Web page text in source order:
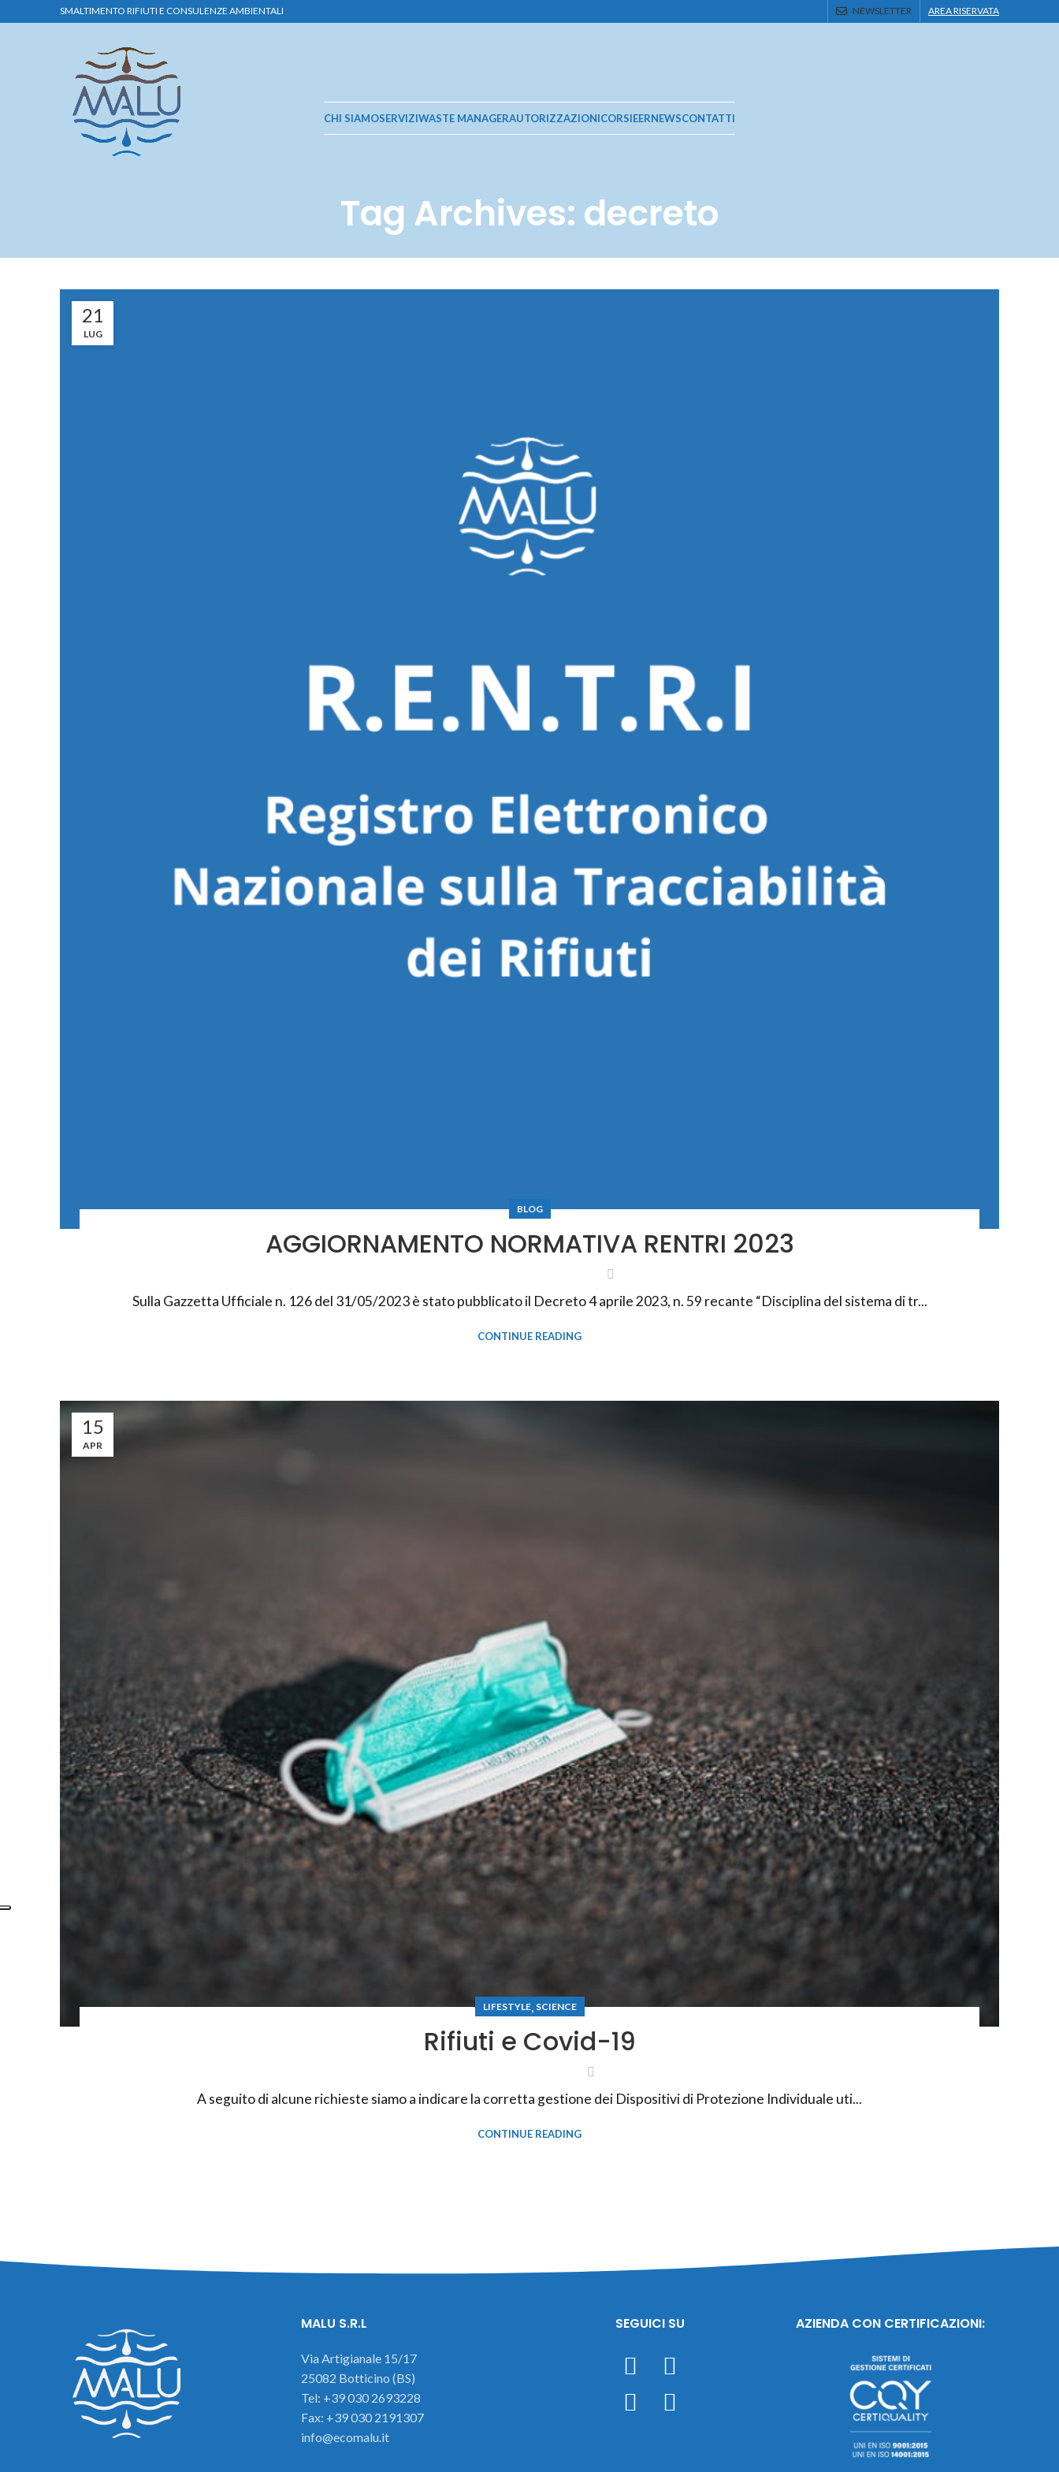
SMALTIMENTO RIFIUTI E CONSULENZE AMBIENTALI NEWSLETTER AREA RISERVATA
CHI SIAMOSERVIZIWASTE MANAGERAUTORIZZAZIONICORSIEERNEWSCONTATTI
Tag Archives: decreto
21
LUG
BLOG
AGGIORNAMENTO NORMATIVA RENTRI 2023
Sulla Gazzetta Ufficiale n. 126 del 31/05/2023 è stato pubblicato il Decreto 4 aprile 2023, n. 59 recante “Disciplina del sistema di tr...
CONTINUE READING
15
APR
LIFESTYLE, SCIENCE
Rifiuti e Covid-19
A seguito di alcune richieste siamo a indicare la corretta gestione dei Dispositivi di Protezione Individuale uti...
CONTINUE READING
MALU S.R.L
Via Artigianale 15/17
25082 Botticino (BS)
Tel: +39 030 2693228
Fax: +39 030 2191307
info@ecomalu.it
SEGUICI SU AZIENDA CON CERTIFICAZIONI: